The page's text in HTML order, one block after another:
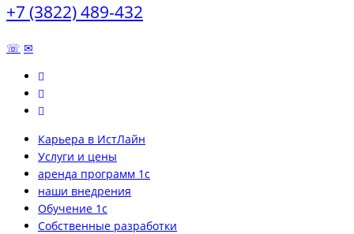
+7 (3822) 489-432
☏ ✉
Карьера в ИстЛайн
Услуги и цены
аренда программ 1с
наши внедрения
Обучение 1с
Собственные разработки